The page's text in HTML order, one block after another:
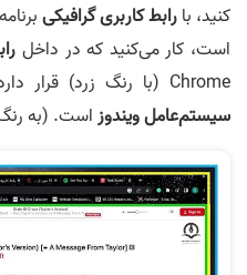
کنید، بارابط کاربری گرافیکی
است، کار می‌کنید که در داخل
Chrome (با رنگ زرد) قرار دارد که داخل
سیستم‌عامل ویندوزاست. (به